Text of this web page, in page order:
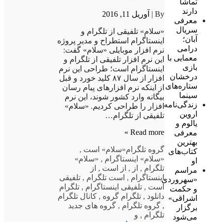
دارند
معرفی
سریال
آبان؛
درامی
معمایی با
بازی
درخشان
ستاره‌های
سینما
زندگی‌نامه
اروین
یالوم و
معرفی
بهترین
کتاب‌های
او
مراسم
«سهروردی
و حکمت
اشراقی»
برگزار
می‌شود
By | آوریل 11, 2016
«سلام» تلفیقی از تلگرام و
اینستاگرام استطراح و مدیر پروژه
نرم افزار موبایلی «سلام» گفت:
این نرم افزار تلفیقی از تلگرام و
اینستاگرام است؛ طراحی این نرم
افزار از سال ۸۷ کلید خورد و قبل
از اینکه نرم افزارهای پیام رسان
بیگانه وارد کشور شوند، این نرم
افزار را طراحی کردیم. «سلام»
تلفیقی از تلگرام…
Read more »
گروه تلگرام«سلام» است ,
«سلام» اینستاگرام , «سلام»
تلگرام , از , از است , از
اینستاگرام , است تلگرام , تلفیقی
است , تلفیقی اینستاگرام , تلگرام
دانلود , تلگرام گروه , کانال تلگرام
, گروه تلگرام , گروه های جدید
تلگرام , و